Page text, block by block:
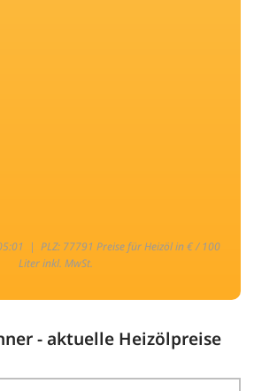
| PLZ: 77791 Preise für Heizöl in € / 100
Liter inkl. MwSt.
- aktuelle Heizölpreise